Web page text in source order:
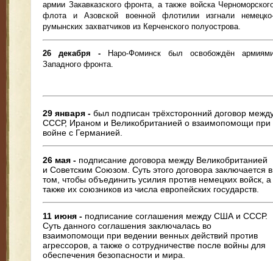
армии Закавказского фронта, а также войска
флота и Азовской военной флотилии изгнали
румынских захватчиков из Керченского полуострова.
26 декабря - Наро-Фоминск был освобождён
Западного фронта.
29 января - был подписан трёхсторонний договор
СССР, Ираном и Великобританией о взаимопомощи при
войне с Германией.
26 мая - подписание договора между Великобританией
и Советским Союзом. Суть этого договора заключается в
том, чтобы объединить усилия против немецких войск, а
также их союзников из числа европейских государств.
11 июня - подписание соглашения между США и СССР.
Суть данного соглашения заключалась во
взаимопомощи при ведении венных действий против
агрессоров, а также о сотрудничестве после войны для
обеспечения безопасности и мира.